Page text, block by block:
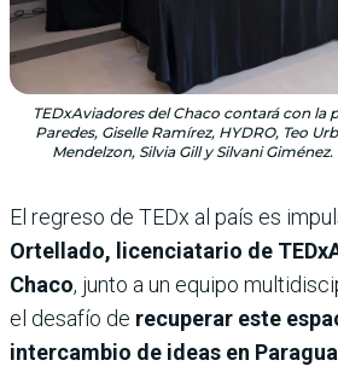
TEDxAviadores del Chaco contará con la
Paredes, Giselle Ramírez, HYDRO, Teo
Mendelzon, Silvia Gill y Silvani
El regreso de TEDx al país es
Ortellado, licenciatario de
Chaco, junto a un equipo
el desafío de recuperar este
intercambio de ideas en